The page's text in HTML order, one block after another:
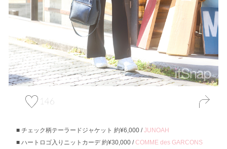
146
チェック柄テーラードジャケット 約¥6,000 /JUNOAH
ハートロゴ入りニットカーデ 約¥30,000 /COMME des GARCONS